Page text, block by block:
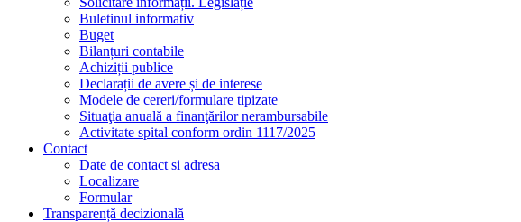
Buletinul informativ
Buget
Bilanțuri contabile
Achiziții publice
Declarații de avere și de interese
Modele de cereri/formulare tipizate
Situaţia anuală a finanţărilor nerambursabile
Activitate spital conform ordin 1117/2025
Contact
Date de contact si adresa
Localizare
Formular
Transparență decizională